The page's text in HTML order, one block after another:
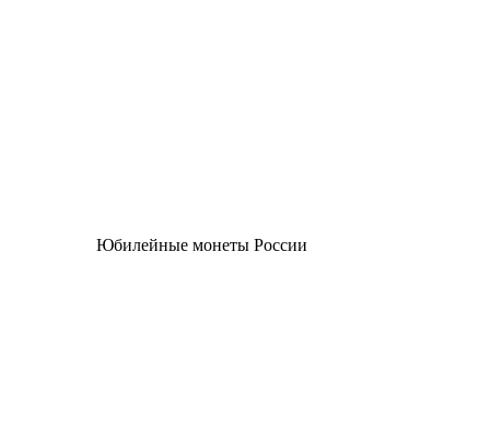
Юбилейные монеты России